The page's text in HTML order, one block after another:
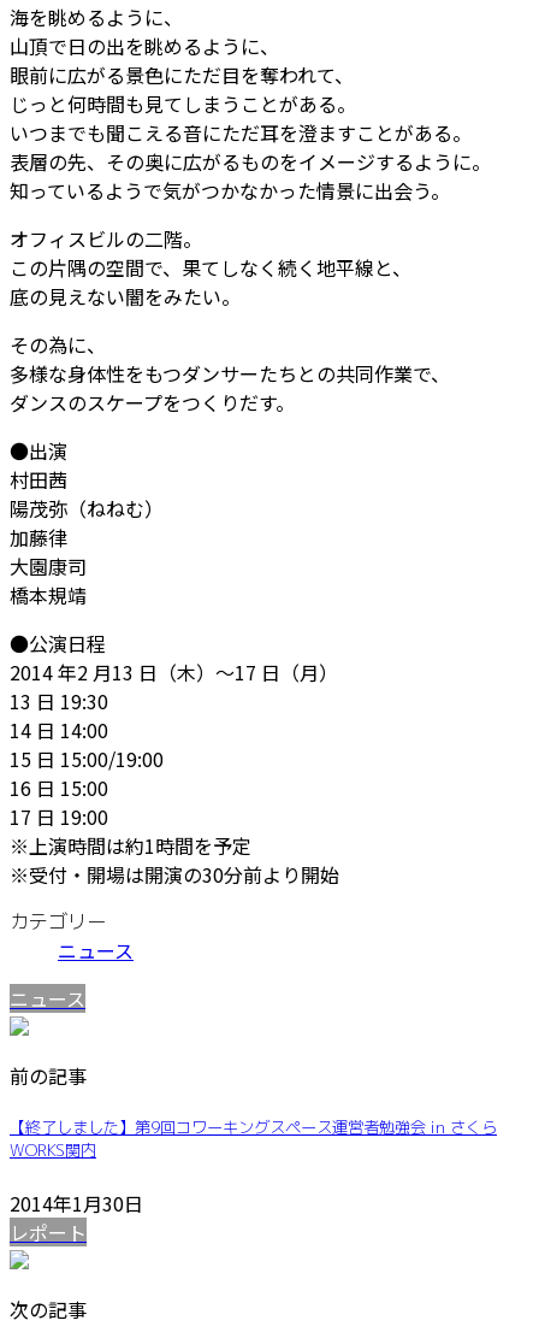
海を眺めるように、
山頂で日の出を眺めるように、
眼前に広がる景色にただ目を奪われて、
じっと何時間も見てしまうことがある。
いつまでも聞こえる音にただ耳を澄ますことがある。
表層の先、その奥に広がるものをイメージするように。
知っているようで気がつかなかった情景に出会う。
オフィスビルの二階。
この片隅の空間で、果てしなく続く地平線と、
底の見えない闇をみたい。
その為に、
多様な身体性をもつダンサーたちとの共同作業で、
ダンスのスケープをつくりだす。
●出演
村田茜
陽茂弥（ねねむ）
加藤律
大園康司
橋本規靖
●公演日程
2014 年2 月13 日（木）〜17 日（月）
13 日 19:30
14 日 14:00
15 日 15:00/19:00
16 日 15:00
17 日 19:00
※上演時間は約1時間を予定
※受付・開場は開演の30分前より開始
カテゴリー
ニュース
ニュース
前の記事
【終了しました】第9回コワーキングスペース運営者勉強会 in さくら
WORKS関内
2014年1月30日
レポート
次の記事